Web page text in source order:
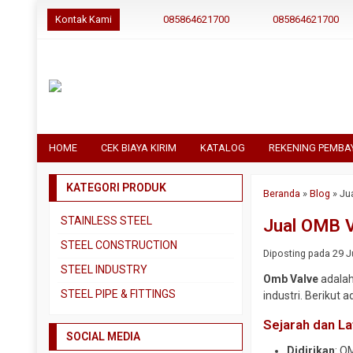
Kontak Kami 085864621700 085864621700
HOME CEK BIAYA KIRIM KATALOG REKENING
Beranda »Blog »
Jual OMB
Diposting pada 29
Omb Valve
industri. Berikut
Sejarah dan
KATEGORI PRODUK
STAINLESS STEEL
Pipa SS304
Pipa SS310
Pipa SS316
Plat Bordes SS304
STEEL CONSTRUCTION
Besi Beton
Besi CNP
Besi UNP
STEEL INDUSTRY
Dual Plate
Plat A285 GR C
STEEL PIPE & FITTINGS
Ball Valve
SOCIAL MEDIA